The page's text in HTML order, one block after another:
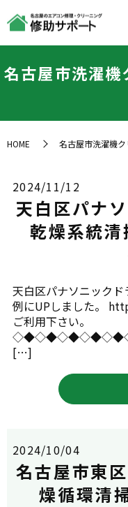
名古屋市洗濯
HOME 名古屋市洗濯機
2024/11/12
天白区パナ
乾燥系統
天白区パナソニック
例にUPしました。
ご利用下さい。
[…]
2024/10/04
名古屋市東
燥循環清